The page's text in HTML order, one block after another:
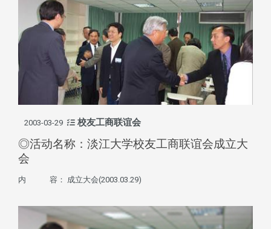
2003-03-29 校友工商联谊会
◎活动名称：淡江大学校友工商联谊会成立大
会
内 容： 成立大会(2003.03.29)